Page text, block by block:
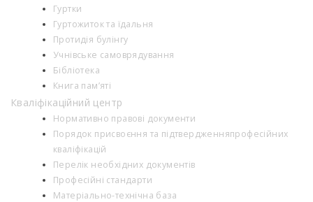
Гуртки
Гуртожиток та їдальня
Протидія булінгу
Учнівське самоврядування
Бібліотека
Книга пам’яті
Кваліфікаційний центр
Нормативно правові документи
Порядок присвоєння та підтвердженняпрофесійних
кваліфікацій
Перелік необхідних документів
Професійні стандарти
Матеріально-технічна база